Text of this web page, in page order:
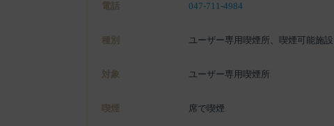
電話 047-711-4984
種別 ユーザー専用喫煙所、喫煙可能施設
対象 ユーザー専用喫煙所
喫煙 席で喫煙